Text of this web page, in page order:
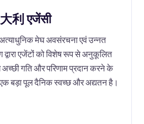
利 एजेंसी
मेघ अवसंरचना एवं उन्नत
द्वारा एजेंटों को विशेष रूप से अनुकूलित
गति और परिणाम प्रदान करने के
एक बड़ा पूल दैनिक स्वच्छ और अद्यतन है।